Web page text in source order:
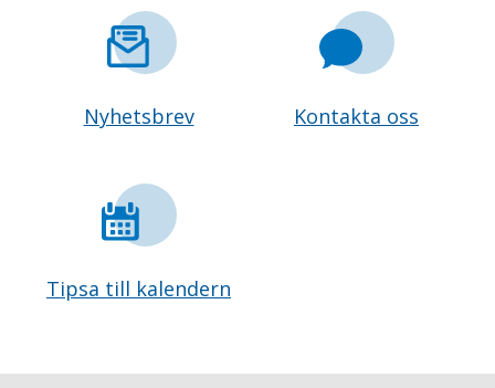
Nyhetsbrev Kontakta oss
Tipsa till kalendern